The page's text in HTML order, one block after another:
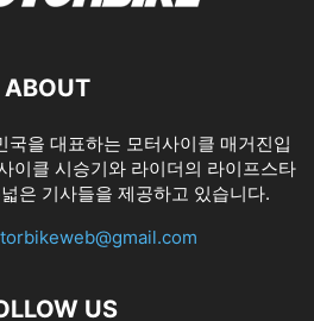
ABOUT
국을 대표하는 모터사이클 매거진입
이클 시승기와 라이더의 라이프스타
은 기사들을 제공하고 있습니다.
US